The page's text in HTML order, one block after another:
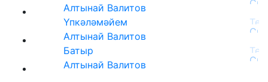
Алтынай Валитов
Үпкәләмәйем
Алтынай Валитов
Батыр
Алтынай Валитов